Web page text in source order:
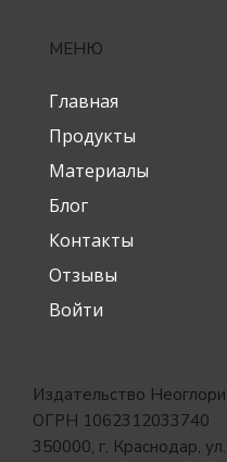
МЕНЮ
Главная
Продукты
Материалы
Блог
Контакты
Отзывы
Войти
Издательство Неоглори
ОГРН 1062312033740
350000, г. Краснодар,